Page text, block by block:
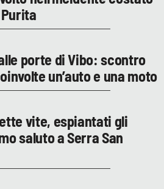
porte di Vibo: scontro
un’auto e una moto
vite, espiantati gli
saluto a Serra San